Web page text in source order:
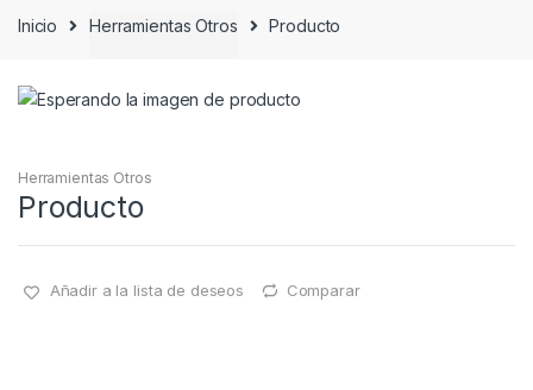
Inicio Herramientas Otros Producto
Herramientas Otros
Producto
Añadir a la lista de deseos Comparar